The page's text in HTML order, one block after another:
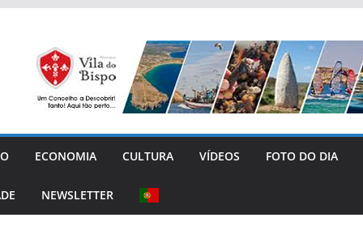
ECONOMIA CULTURA VÍDEOS FOTO DO DIA
NEWSLETTER